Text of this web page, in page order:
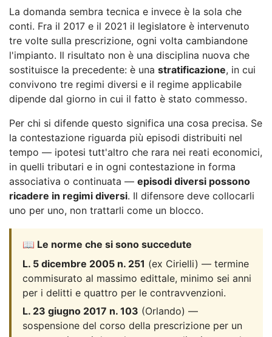
La domanda sembra tecnica e invece è la sola che
conti. Fra il 2017 e il 2021 il legislatore è intervenuto
tre volte sulla prescrizione, ogni volta cambiandone
l'impianto. Il risultato non è una disciplina nuova che
sostituisce la precedente: è una stratificazione, in cui
convivono tre regimi diversi e il regime applicabile
dipende dal giorno in cui il fatto è stato commesso.
Per chi si difende questo significa una cosa precisa. Se
la contestazione riguarda più episodi distribuiti nel
tempo — ipotesi tutt'altro che rara nei reati economici,
in quelli tributari e in ogni contestazione in forma
associativa o continuata — episodi diversi possono
ricadere in regimi diversi. Il difensore deve collocarli
uno per uno, non trattarli come un blocco.
📖 Le norme che si sono succedute
L. 5 dicembre 2005 n. 251 (ex Cirielli) — termine
commisurato al massimo edittale, minimo sei anni
per i delitti e quattro per le contravvenzioni.
L. 23 giugno 2017 n. 103 (Orlando) —
sospensione del corso della prescrizione per un